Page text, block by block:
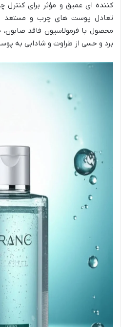
کننده ای عمیق و مؤثر برای کنترل
تعادل پوست های چرب و مستعد
محصول با فرمولاسیون فاقد
برد و حسی از طراوت و شادابی به